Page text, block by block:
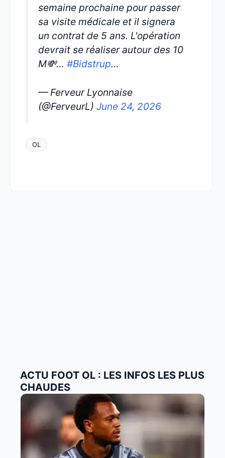
semaine prochaine pour passer
sa visite médicale et il signera
un contrat de 5 ans. L'opération
devrait se réaliser autour des 10
M💸… #Bidstrup…
— Ferveur Lyonnaise
(@FerveurL) June 24, 2026
OL
ACTU FOOT OL : LES INFOS LES PLUS
CHAUDES